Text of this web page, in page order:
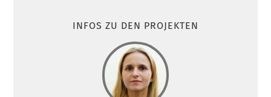
INFOS ZU DEN PROJEKTEN